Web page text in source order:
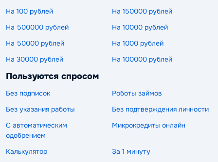
На 100 рублей
На 150000 рублей
На 500000 рублей
На 10000 рублей
На 50000 рублей
На 1000 рублей
На 30000 рублей
На 100000 рублей
Пользуются спросом
Без подписок
Роботы займов
Без указания работы
Без подтверждения личности
С автоматическим
одобрением
Микрокредиты онлайн
Калькулятор
За 1 минуту